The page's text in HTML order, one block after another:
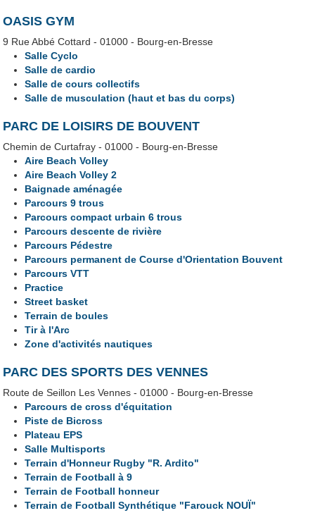
OASIS GYM
9 Rue Abbé Cottard - 01000 - Bourg-en-Bresse
Salle Cyclo
Salle de cardio
Salle de cours collectifs
Salle de musculation (haut et bas du corps)
PARC DE LOISIRS DE BOUVENT
Chemin de Curtafray - 01000 - Bourg-en-Bresse
Aire Beach Volley
Aire Beach Volley 2
Baignade aménagée
Parcours 9 trous
Parcours compact urbain 6 trous
Parcours descente de rivière
Parcours Pédestre
Parcours permanent de Course d'Orientation Bouvent
Parcours VTT
Practice
Street basket
Terrain de boules
Tir à l'Arc
Zone d'activités nautiques
PARC DES SPORTS DES VENNES
Route de Seillon Les Vennes - 01000 - Bourg-en-Bresse
Parcours de cross d'équitation
Piste de Bicross
Plateau EPS
Salle Multisports
Terrain d'Honneur Rugby "R. Ardito"
Terrain de Football à 9
Terrain de Football honneur
Terrain de Football Synthétique "Farouck NOUÏ"